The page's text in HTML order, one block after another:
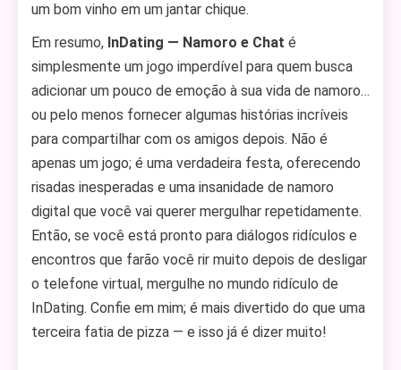
um bom vinho em um jantar chique.
Em resumo, InDating — Namoro e Chat é
simplesmente um jogo imperdível para quem busca
adicionar um pouco de emoção à sua vida de namoro…
ou pelo menos fornecer algumas histórias incríveis
para compartilhar com os amigos depois. Não é
apenas um jogo; é uma verdadeira festa, oferecendo
risadas inesperadas e uma insanidade de namoro
digital que você vai querer mergulhar repetidamente.
Então, se você está pronto para diálogos ridículos e
encontros que farão você rir muito depois de desligar
o telefone virtual, mergulhe no mundo ridículo de
InDating. Confie em mim; é mais divertido do que uma
terceira fatia de pizza — e isso já é dizer muito!